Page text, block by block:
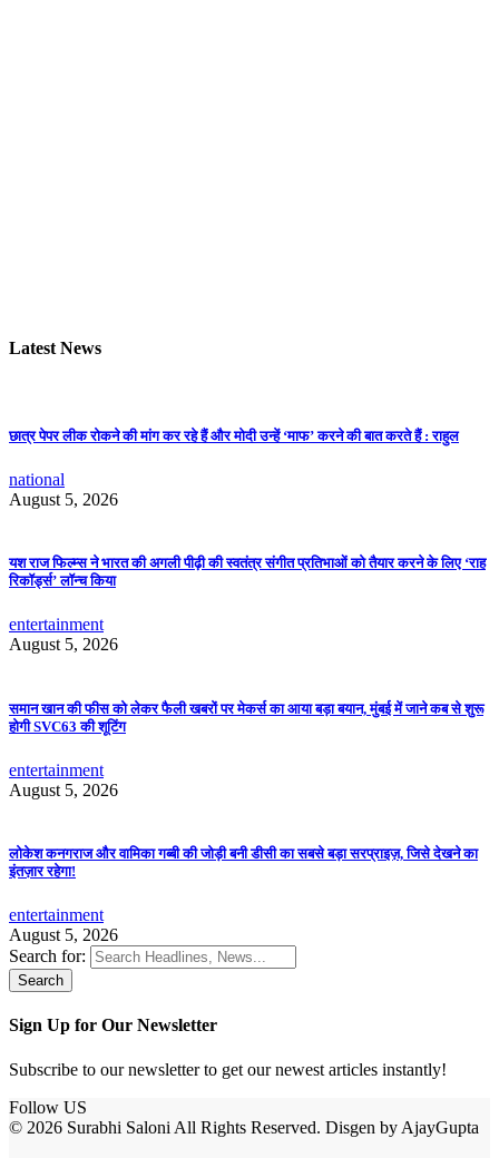
Latest News
छात्र पेपर लीक रोकने की मांग कर रहे हैं और मोदी उन्हें ‘माफ’ करने की बात करते हैं : राहुल
national
August 5, 2026
यश राज फिल्म्स ने भारत की अगली पीढ़ी की स्वतंत्र संगीत प्रतिभाओं को तैयार करने के लिए ‘राह
रिकॉर्ड्स’ लॉन्च किया
entertainment
August 5, 2026
समान खान की फीस को लेकर फैली खबरों पर मेकर्स का आया बड़ा बयान, मुंबई में जाने कब से शुरू
होगी SVC63 की शूटिंग
entertainment
August 5, 2026
लोकेश कनगराज और वामिका गब्बी की जोड़ी बनी डीसी का सबसे बड़ा सरप्राइज़, जिसे देखने का
इंतज़ार रहेगा!
entertainment
August 5, 2026
Search for:
Sign Up for Our Newsletter
Subscribe to our newsletter to get our newest articles instantly!
Follow US
© 2026 Surabhi Saloni All Rights Reserved. Disgen by AjayGupta